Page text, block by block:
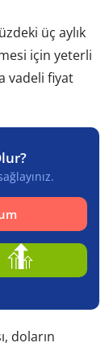
üç aylık
için yeterli
vadeli fiyat
doların